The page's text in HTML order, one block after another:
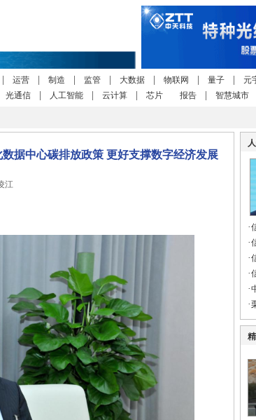
运营 制造 监管 大数据 物联网 量子 元
光通信 人工智能 云计算 芯片 报告 智慧城市
据中心碳排放政策 更好支撑数字经济发展
江
·
·
·
·
·
·